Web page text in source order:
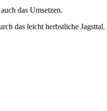
das Umsetzen.